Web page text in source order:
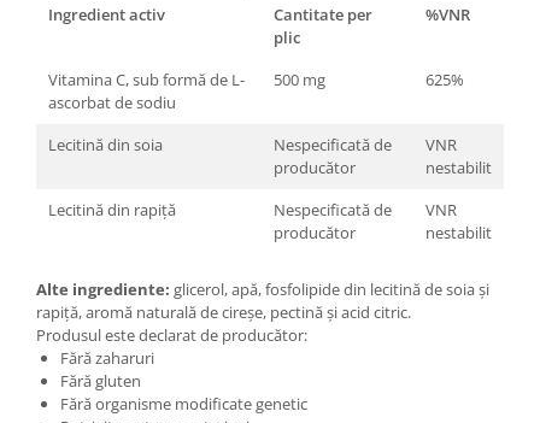
Ingredient activ
Cantitate per
plic
%VNR
Vitamina C, sub formă de L-
ascorbat de sodiu
500 mg 625%
Lecitină din soia
Nespecificată de
producător
VNR
nestabilit
Lecitină din rapiță
Nespecificată de
producător
VNR
nestabilit
Alte ingrediente: glicerol, apă, fosfolipide din lecitină de soia și
rapiță, aromă naturală de cireșe, pectină și acid citric.
Produsul este declarat de producător:
Fără zaharuri
Fără gluten
Fără organisme modificate genetic